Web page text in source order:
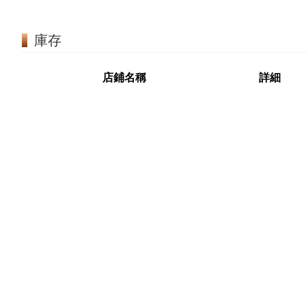
庫存
店鋪名稱 詳細